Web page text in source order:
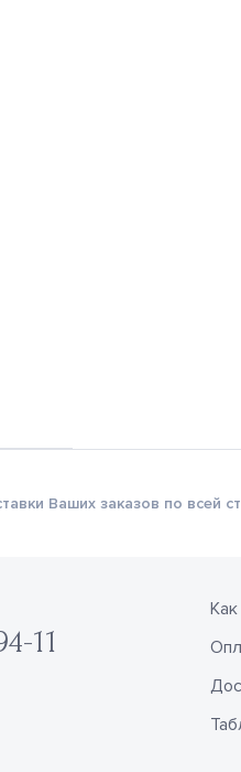
Ваших заказов по всей
11